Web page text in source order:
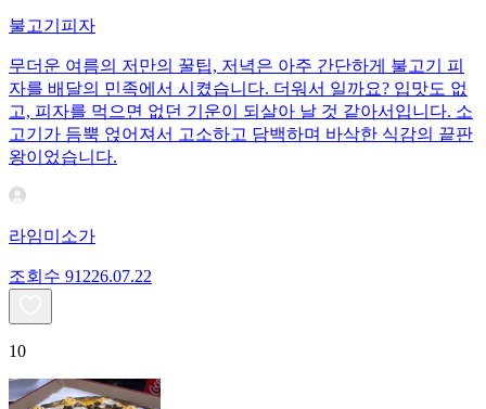
불고기피자
무더운 여름의 저만의 꿀팁, 저녁은 아주 간단하게 불고기 피
자를 배달의 민족에서 시켰습니다. 더워서 일까요? 입맛도 없
고, 피자를 먹으면 없던 기운이 되살아 날 것 같아서입니다. 소
고기가 듬뿍 얹어져서 고소하고 담백하며 바삭한 식감의 끝판
왕이었습니다.
라임미소가
조회수 91226.07.22
10